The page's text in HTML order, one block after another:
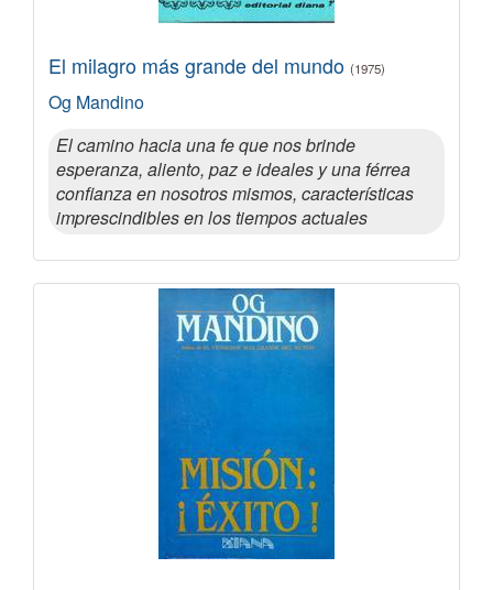
El milagro más grande del mundo (1975)
Og Mandino
El camino hacia una fe que nos brinde
esperanza, aliento, paz e ideales y una férrea
confianza en nosotros mismos, características
imprescindibles en los tiempos actuales